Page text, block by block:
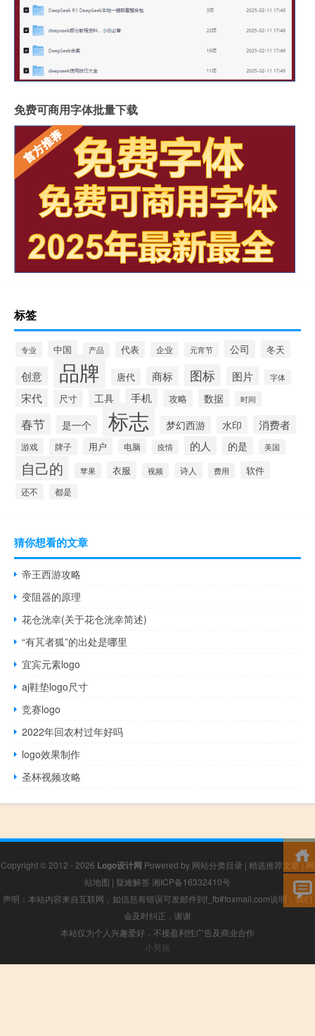
免费可商用字体批量下载
标签
专业 中国 产品 代表 企业 元宵节 公司 冬天
创意 品牌 唐代 商标 图标 图片 字体
宋代 尺寸 工具 手机 攻略 数据 时间
春节 是一个 标志 梦幻西游 水印 消费者
游戏 牌子 用户 电脑 疫情 的人 的是 美国
自己的 苹果 衣服 视频 诗人 费用 软件
还不 都是
猜你想看的文章
帝王西游攻略
变阻器的原理
花仓洸幸(关于花仓洸幸简述)
“有芃者狐”的出处是哪里
宜宾元素logo
aj鞋垫logo尺寸
竞赛logo
2022年回农村过年好吗
logo效果制作
圣杯视频攻略
Copyright © 2012 - 2026 Logo设计网 Powered by 网站分类目录 | 精选推荐文章|网
站地图 | 疑难解答 湘ICP备16332410号
声明：本站内容来自互联网，如信息有错误可发邮件到f_fb#foxmail.com说明，我们
会及时纠正，谢谢
本站仅为个人兴趣爱好，不接盈利性广告及商业合作
小男孩